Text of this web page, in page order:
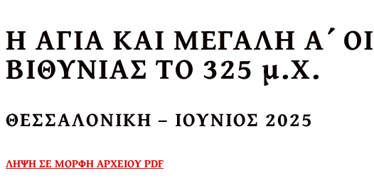
Η ΑΓΙΑ ΚΑΙ ΜΕΓΑΛΗ Α´
ΒΙΘΥΝΙΑΣ ΤO 325 μ.Χ.
ΘΕΣΣΑΛΟΝΙΚΗ – ΙΟΥΝΙΟΣ 2025
ΛΗΨΗ ΣΕ ΜΟΡΦΗ ΑΡΧΕΙΟΥ PDF